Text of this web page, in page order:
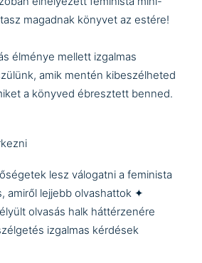
magadnak könyvet az estére!
élménye mellett izgalmas
amik mentén kibeszélheted
a könyved ébresztett benned.
lesz válogatni a feminista
amiről lejjebb olvashattok ✦
olvasás halk háttérzenére
izgalmas kérdések